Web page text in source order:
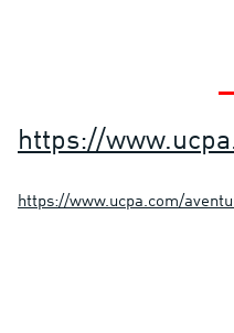
https://
https://www.ucpa.com/